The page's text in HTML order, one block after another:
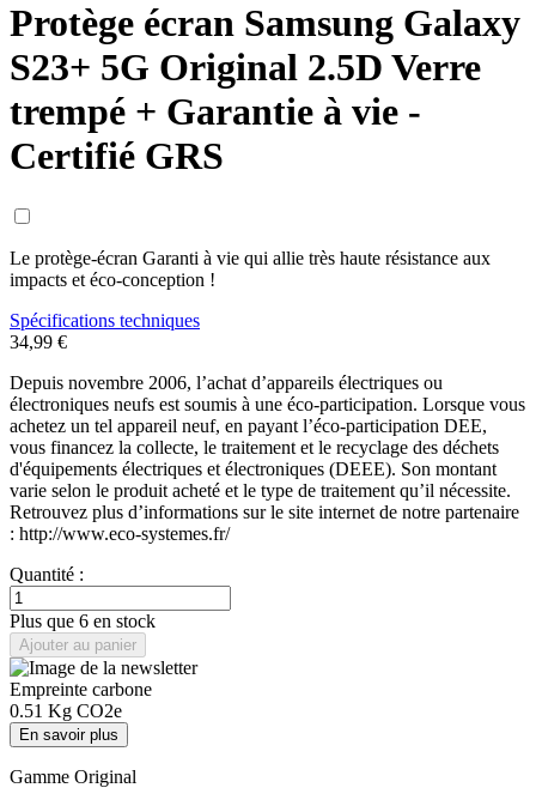
Protège écran Samsung Galaxy
S23+ 5G Original 2.5D Verre
trempé + Garantie à vie -
Certifié GRS
Le protège-écran Garanti à vie qui allie très haute résistance aux
impacts et éco-conception !
Spécifications techniques
34,99 €
Depuis novembre 2006, l’achat d’appareils électriques ou
électroniques neufs est soumis à une éco-participation. Lorsque vous
achetez un tel appareil neuf, en payant l’éco-participation DEE,
vous financez la collecte, le traitement et le recyclage des déchets
d'équipements électriques et électroniques (DEEE). Son montant
varie selon le produit acheté et le type de traitement qu’il nécessite.
Retrouvez plus d’informations sur le site internet de notre partenaire
: http://www.eco-systemes.fr/
Quantité :
Plus que 6 en stock
Ajouter au panier
Empreinte carbone
0.51 Kg CO2e
En savoir plus
Gamme Original